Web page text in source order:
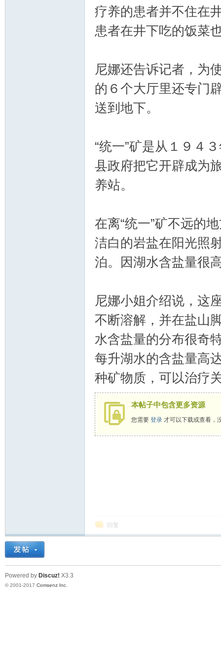
疗养的患者并不住在
患者在井下吃的饭菜
尼娜还告诉记者，为
的６个大厅里还专门
送到地下。
“统一”矿是从１９４
县政府把它开辟成为
养站。
在离“统一”矿不远的
洁白的岩盐在阳光照
泊。因湖水含盐量很
尼娜小姐介绍说，这
不断溶解，并在盐山
水含盐量的分布很奇
每升湖水的含盐量高
种矿物质，可以治疗
本帖子中包含更多资源
您需要 登录才可以下载或查看，
回复
Powered by Discuz! X3.3
© 2001-2017 Comsenz Inc.